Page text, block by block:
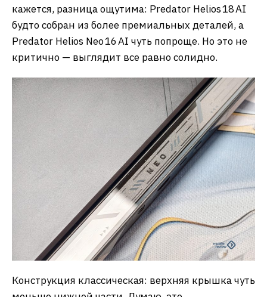
кажется, разница ощутима: Predator Helios 18 AI
будто собран из более премиальных деталей, а
Predator Helios Neo 16 AI чуть попроще. Но это не
критично — выглядит все равно солидно.
Конструкция классическая: верхняя крышка чуть